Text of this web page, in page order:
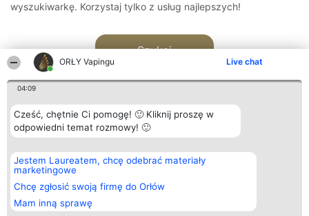
ORŁY Vapingu Live chat
04:09
Cześć, chętnie Ci pomogę! 🙂 Kliknij proszę w
odpowiedni temat rozmowy! 🙂
Jestem Laureatem, chcę odebrać materiały
marketingowe
Chcę zgłosić swoją firmę do Orłów
Mam inną sprawę
wyszukiwarkę. Korzystaj tylko z usług najlepszych!
Szukaj
Organizator plebiscytu
Bright Side Solutions sp. z o.
o. sp. k.
ul. Ruska 22
Wrocław 50-079
KRS 0000749100 | Regon
381313360 | NIP 8943132676
Plebiscyt
Laureaci
wszystkich
Laureatów
Regulamin
Kontakt
Kontakt